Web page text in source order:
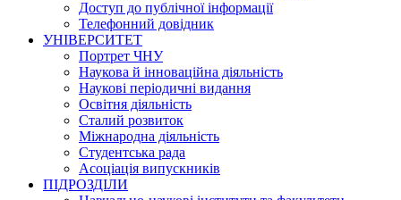
Доступ до публічної інформації
Телефонний довідник
УНІВЕРСИТЕТ
Портрет ЧНУ
Наукова й інноваційна діяльність
Наукові періодичні видання
Освітня діяльність
Сталий розвиток
Міжнародна діяльність
Студентська рада
Асоціація випускників
ПІДРОЗДІЛИ